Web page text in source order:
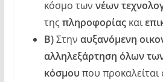
κόσμο των νέων
της πληροφορίαςκαι
Β)Στην αυξανόμενη
αλληλεξάρτηση όλων
κόσμουπου προκαλείται